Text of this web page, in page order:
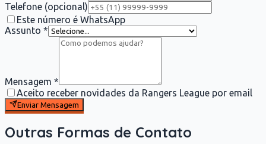
Telefone (opcional)
Este número é WhatsApp
Assunto *
Mensagem *
Aceito receber novidades da Rangers League por email
Enviar Mensagem
Outras Formas de Contato